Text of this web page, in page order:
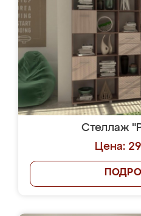
Стеллаж
Цена: